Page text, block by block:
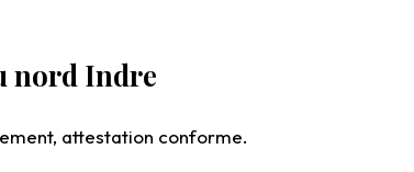
nord Indre
attestation conforme.